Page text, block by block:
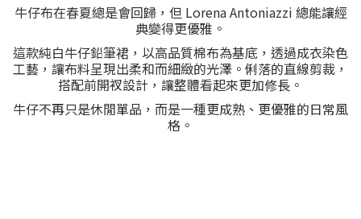
牛仔布在春夏總是會回歸，但 Lorena Antoniazzi 總能讓經
典變得更優雅。
這款純白牛仔鉛筆裙，以高品質棉布為基底，透過成衣染色
工藝，讓布料呈現出柔和而細緻的光澤。俐落的直線剪裁，
搭配前開衩設計，讓整體看起來更加修長。
牛仔不再只是休閒單品，而是一種更成熟、更優雅的日常風
格。